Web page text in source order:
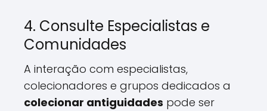
4. Consulte Especialistas e
Comunidades
A interação com especialistas,
colecionadores e grupos dedicados a
colecionar antiguidades pode ser